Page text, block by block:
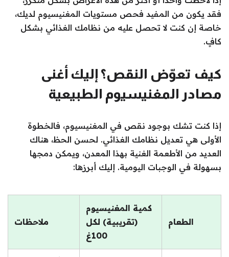
فقد يكون من المفيد فحص مستويات المغنيسيوم لديك،
خاصة إن كنت لا تحصل عليه من نظامك الغذائي بشكل
كافٍ.
كيف تعوّض النقص؟ إليك أغنى
مصادر المغنيسيوم الطبيعية
إذا كنت تشك بوجود نقص في المغنيسيوم، فالخطوة
الأولى هي تعديل نظامك الغذائي. لحسن الحظ، هناك
العديد من الأطعمة الغنية بهذا المعدن، ويمكن دمجها
بسهولة في الوجبات اليومية. إليك أبرزها:
الطعام
كمية المغنيسيوم
(تقريبية) لكل
100غ
ملاحظات